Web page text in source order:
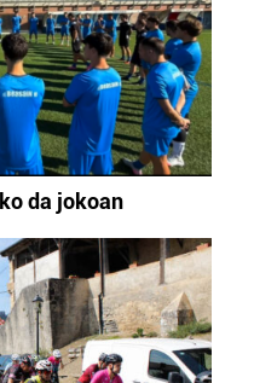
da jokoan